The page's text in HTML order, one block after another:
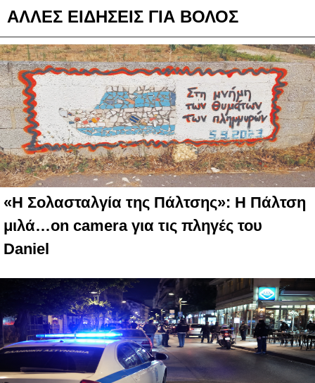
ΑΛΛΕΣ ΕΙΔΗΣΕΙΣ ΓΙΑ ΒΟΛΟΣ
«Η Σολασταλγία της Πάλτσης»: Η Πάλτση
μιλά…on camera για τις πληγές του
Daniel